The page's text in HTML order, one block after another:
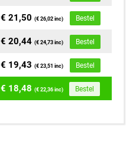
€ 21,50(€ 26,02 inc) Bestel
€ 20,44(€ 24,73 inc) Bestel
€ 19,43(€ 23,51 inc) Bestel
€ 18,48(€ 22,36 inc) Bestel